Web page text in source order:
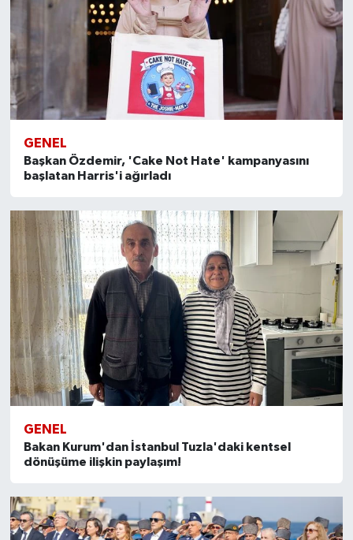
GENEL
Başkan Özdemir, 'Cake Not Hate' kampanyasını
başlatan Harris'i ağırladı
GENEL
Bakan Kurum'dan İstanbul Tuzla'daki kentsel
dönüşüme ilişkin paylaşım!